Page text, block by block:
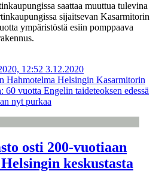
saattaa muuttua tulevina
sijaitsevan Kasarmitorin
ympäristöstä esiin pomppaava
12:52 3.12.2020
Hahmotelma Helsingin Kasarmitorin
60 vuotta Engelin taideteoksen edessä
nyt purkaa
osti 200-vuotiaan
keskustasta